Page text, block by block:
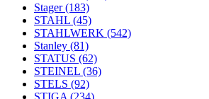
Stager(183)
STAHL (45)
STAHLWERK (542)
Stanley (81)
STATUS (62)
STEINEL (36)
STELS (92)
STIGA (234)